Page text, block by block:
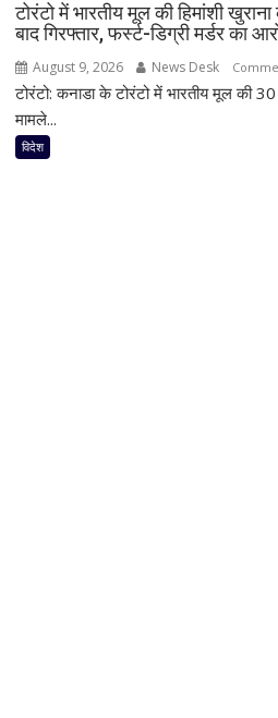
टोरंटो में भारतीय मूल की हिमांशी
बाद गिरफ्तार, फर्स्ट-डिग्री मर्डर का
August 9, 2026 News Desk
टोरंटो: कनाडा के टोरंटो में भारतीय मूल की 30
मामले...
विदेश